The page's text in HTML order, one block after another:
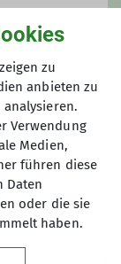
zu
anbieten zu
Verwendung
Medien,
führen diese
Daten
oder die sie
haben.